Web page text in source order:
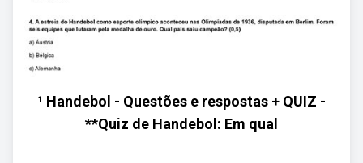
¹ Handebol - Questões e respostas + QUIZ -
**Quiz de Handebol: Em qual